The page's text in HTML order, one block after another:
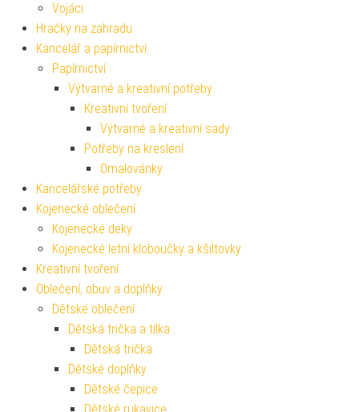
Vojáci
Hračky na zahradu
Kancelář a papírnictví
Papírnictví
Výtvarné a kreativní potřeby
Kreativní tvoření
Výtvarné a kreativní sady
Potřeby na kreslení
Omalovánky
Kancelářské potřeby
Kojenecké oblečení
Kojenecké deky
Kojenecké letní kloboučky a kšiltovky
Kreativní tvoření
Oblečení, obuv a doplňky
Dětské oblečení
Dětská trička a tílka
Dětská trička
Dětské doplňky
Dětské čepice